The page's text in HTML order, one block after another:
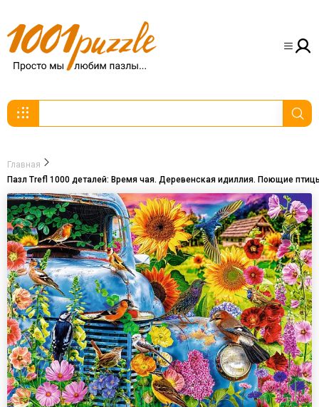
Главная
Пазл Trefl 1000 деталей: Время чая. Деревенская идиллия. Поющие